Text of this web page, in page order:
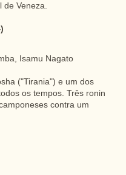
Veneza.
Isamu Nagato
("Tirania") e um dos
os tempos. Três ronin
contra um